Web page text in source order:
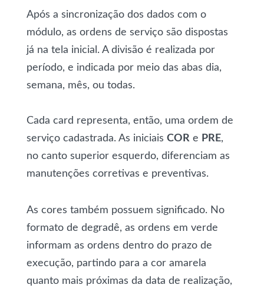
Após a sincronização dos dados com o
módulo, as ordens de serviço são dispostas
já na tela inicial. A divisão é realizada por
período, e indicada por meio das abas dia,
semana, mês, ou todas.
Cada card representa, então, uma ordem de
serviço cadastrada. As iniciais COR e PRE,
no canto superior esquerdo, diferenciam as
manutenções corretivas e preventivas.
As cores também possuem significado. No
formato de degradê, as ordens em verde
informam as ordens dentro do prazo de
execução, partindo para a cor amarela
quanto mais próximas da data de realização,